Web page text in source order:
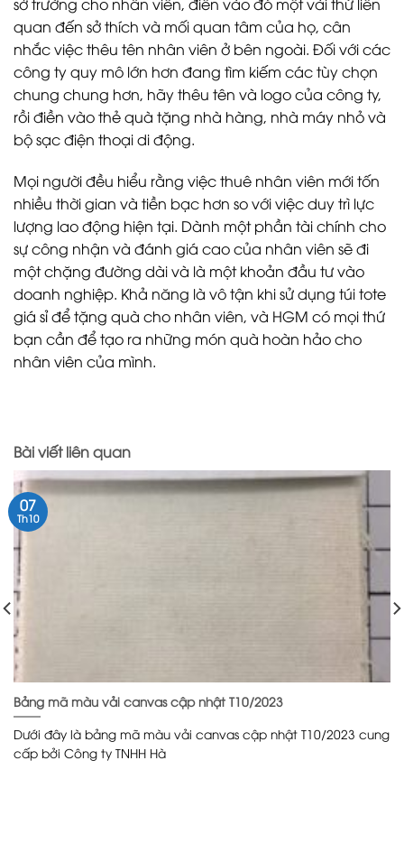
quan đến sở thích và mối quan tâm của họ, cân
nhắc việc thêu tên nhân viên ở bên ngoài. Đối với các
công ty quy mô lớn hơn đang tìm kiếm các tùy chọn
chung chung hơn, hãy thêu tên và logo của công ty,
rồi điền vào thẻ quà tặng nhà hàng, nhà máy nhỏ và
bộ sạc điện thoại di động.
Mọi người đều hiểu rằng việc thuê nhân viên mới tốn
nhiều thời gian và tiền bạc hơn so với việc duy trì lực
lượng lao động hiện tại. Dành một phần tài chính cho
sự công nhận và đánh giá cao của nhân viên sẽ đi
một chặng đường dài và là một khoản đầu tư vào
doanh nghiệp. Khả năng là vô tận khi sử dụng túi tote
giá sỉ để tặng quà cho nhân viên, và HGM có mọi thứ
bạn cần để tạo ra những món quà hoàn hảo cho
nhân viên của mình.
Bài viết liên quan
Bảng mã màu vải canvas cập nhật T10/2023
Dưới đây là bảng mã màu vải canvas cập nhật T10/2023 cung
cấp bởi Công ty TNHH Hà
07
Th10